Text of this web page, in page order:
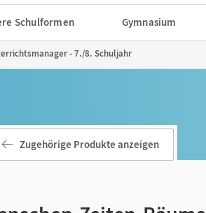
Schulformen Gymnasium
- 7./8. Schuljahr
Zugehörige Produkte anzeigen